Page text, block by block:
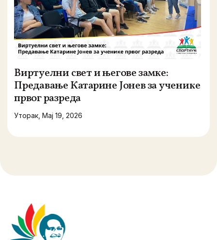
Виртуелни свет и његове замке:
Предавање Катарине Јонев за ученике
првог разреда
Уторак, Мај 19, 2026